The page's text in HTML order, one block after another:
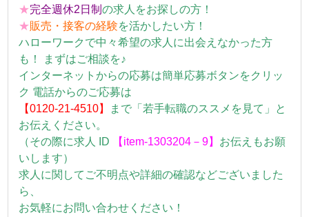
★完全週休2日制 の求人をお探しの方！
★販売・接客の経験を活かしたい方！
ハローワークで中々希望の求人に出会えなかった方
も！ まずはご相談を♪
インターネットからの応募は簡単応募ボタンをクリッ
ク 電話からのご応募は
【0120-21-4510】
まで「若手転職のススメを見て」と
お伝えください。
（その際に求人 ID
【item-1303204－9】 お伝えもお願
いします）
求人に関してご不明点や詳細の確認などございました
ら、
お気軽にお問い合わせください！